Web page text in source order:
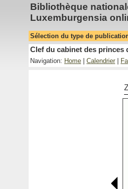
Bibliothèque
Luxemburgensia
Sélection du type de
Clef du cabinet des princes
Navigation: Home Calendrier